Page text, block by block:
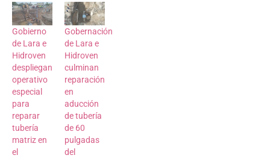
Gobierno
de Lara e
Hidroven
despliegan
operativo
especial
para
reparar
tubería
matriz en
el
Gobernación
de Lara e
Hidroven
culminan
reparación
en
aducción
de tubería
de 60
pulgadas
del